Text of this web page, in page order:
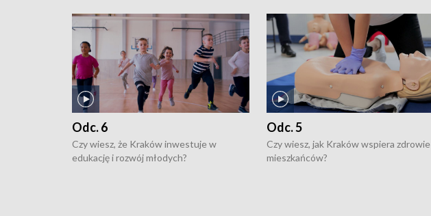
Odc. 6
Czy wiesz, że Kraków inwestuje w
edukację i rozwój młodych?
Odc. 5
Czy wiesz, jak Kraków wspiera zdrowie
mieszkańców?